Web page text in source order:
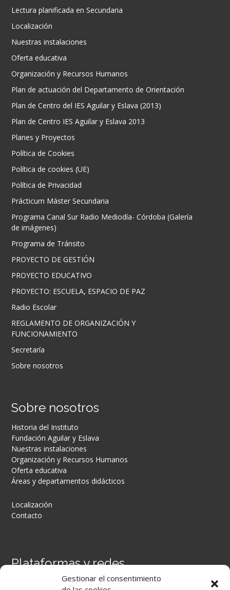
Gestionar el consentimiento
Lectura planificada en Secundaria
Localización
Nuestras instalaciones
Oferta educativa
Organización y Recursos Humanos
Plan de actuación del Departamento de Orientación
Plan de Centro del IES Aguilar y Eslava (2013)
Plan de Centro IES Aguilar y Eslava 2013
Planes y Proyectos
Política de Cookies
Política de cookies (UE)
Política de Privacidad
Prácticum Máster Secundaria
Programa Canal Sur Radio Mediodía- Córdoba (Galería
de imágenes)
Programa de Tránsito
PROYECTO DE GESTIÓN
PROYECTO EDUCATIVO
PROYECTO: ESCUELA, ESPACIO DE PAZ
Radio Escolar
REGLAMENTO DE ORGANIZACIÓN Y
FUNCIONAMIENTO
Secretaría
Sobre nosotros
Sobre nosotros
Historia del Instituto
Fundación Aguilar y Eslava
Nuestras instalaciones
Organización y Recursos Humanos
Oferta educativa
Áreas y departamentos didácticos
Localización
Contacto
Plataformas y redes